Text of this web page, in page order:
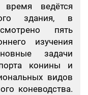
ведётся
здания, в
пять
изучения
задачи
конины и
видов
коневодства.